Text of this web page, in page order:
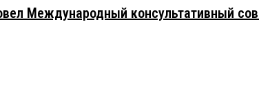
Международный консультативный